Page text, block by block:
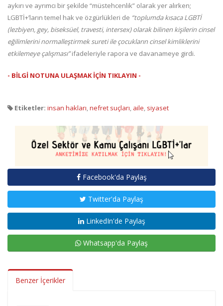
aykırı ve ayrımcı bir şekilde “müstehcenlik” olarak yer alırken;
LGBTİ+’ların temel hak ve özgürlükleri de “toplumda kısaca LGBTİ
(lezbiyen, gey, biseksüel, travesti, intersex) olarak bilinen kişilerin cinsel
eğilimlerini normalleştirmek sureti ile çocukların cinsel kimliklerini
etkilemeye çalışması”ifadeleriyle rapora ve davanameye girdi.
- BİLGİ NOTUNA ULAŞMAK İÇİN TIKLAYIN -
Etiketler: insan hakları,nefret suçları, aile, siyaset
Facebook'da Paylaş
Twitter'da Paylaş
LinkedIn'de Paylaş
Whatsapp'da Paylaş
Benzer İçerikler